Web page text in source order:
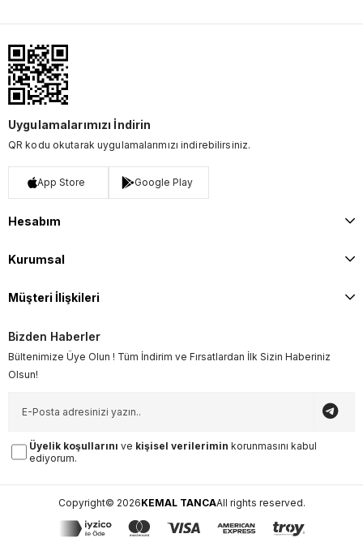
Uygulamalarımızı İndirin
QR kodu okutarak uygulamalarımızı indirebilirsiniz.
App Store Google Play
Hesabım
Kurumsal
Müşteri İlişkileri
Bizden Haberler
Bültenimize Üye Olun ! Tüm İndirim ve Fırsatlardan İlk Sizin Haberiniz
Olsun!
Üyelik koşullarını ve kişisel verilerimin korunmasını kabul
ediyorum.
Copyright© 2026KEMAL TANCAAll rights reserved.